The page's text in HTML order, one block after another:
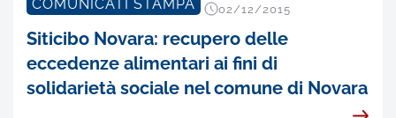
COMUNICATI STAMPA 02/12/2015
Siticibo Novara: recupero delle
eccedenze alimentari ai fini di
solidarietà sociale nel comune di Novara